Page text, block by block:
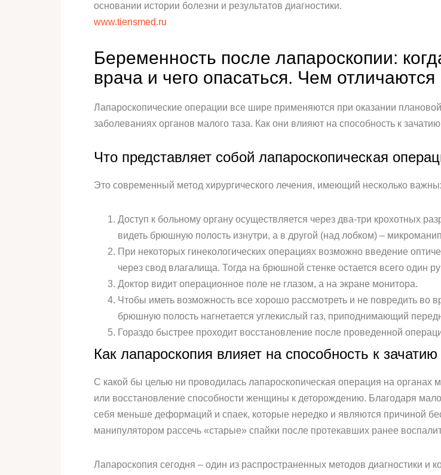
основании истории болезни и результатов диагностики.
www.tiensmed.ru
Беременность после лапароскопии:
врача и чего опасаться. Чем
Лапароскопические операции все шире применяются при оказании
заболеваниях органов малого таза. Как они влияют на способность к
Что представляет собой лапароскопическая
Это современный метод хирургического лечения, имеющий несколько
Доступ к больному органу осуществляется через два-три крохотных
видеть брюшную полость изнутри, а в другой (над лобком) –
При некоторых гинекологических операциях возможно введение
через свод влагалища. Тогда на брюшной стенке остается всего один
Доктор видит операционное поле не глазом, а на экране монитора.
Чтобы иметь возможность все хорошо рассмотреть и не повредить
брюшную полость нагнетается углекислый газ, приподнимающий
Гораздо быстрее проходит восстановление после проведенной
Как лапароскопия влияет на способность к
С какой бы целью ни проводилась лапароскопическая операция на органах
или восстановление способности женщины к деторождению. Благодаря
себя меньше деформаций и спаек, которые нередко и являются причиной
манипулятором рассечь «старые» спайки после протекавших ранее
Лапароскопия сегодня – один из распространенных методов диагностики и